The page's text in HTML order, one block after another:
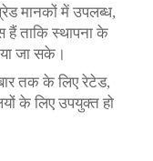
मानकों में उपलब्ध,
हैं ताकि स्थापना के
जा सके।
तक के लिए रेटेड,
के लिए उपयुक्त हो